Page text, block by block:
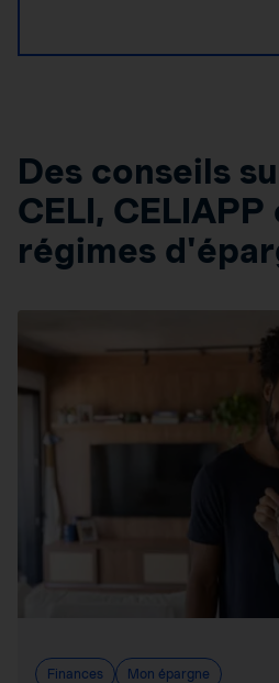
Des conseils
CELI,
régimes
Finances Mon épargne